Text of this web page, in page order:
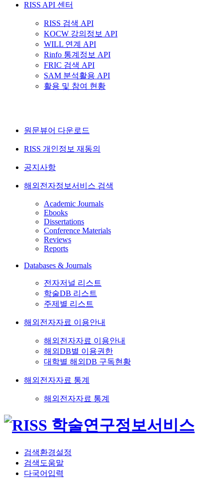
RISS API 센터
RISS 검색 API
KOCW 강의정보 API
WILL 연계 API
Rinfo 통계정보 API
FRIC 검색 API
SAM 분석활용 API
활용 및 참여 현황
원문뷰어 다운로드
RISS 개인정보 재동의
공지사항
해외전자정보서비스 검색
Academic Journals
Ebooks
Dissertations
Conference Materials
Reviews
Reports
Databases & Journals
전자저널 리스트
학술DB 리스트
주제별 리스트
해외전자자료 이용안내
해외전자자료 이용안내
해외DB별 이용권한
대학별 해외DB 구독현황
해외전자자료 통계
해외전자자료 통계
검색환경설정
검색도움말
다국어입력